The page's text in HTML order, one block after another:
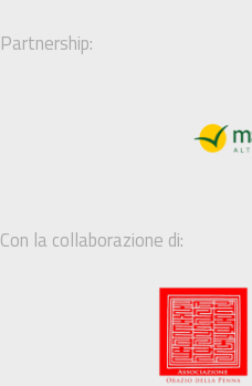
Partnership:
Con la collaborazione di: